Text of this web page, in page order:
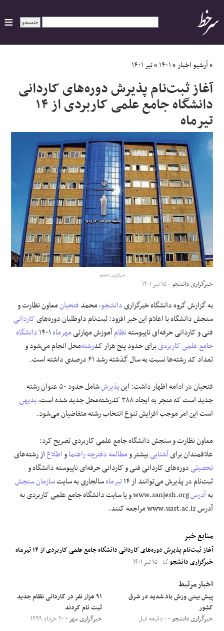
ایران
سیاسی
اقتصاد
ورزشی
اجتماعی
حوادث
علوم و فن آوری
مقالات
»آرشیو اخبار»۱۴۰۱»تیر ۱۴۰۱
آغاز ثبت‌نام پذیرش دوره‌های کاردانی
دانشگاه جامع علمی کاربردی از ۱۴
تیرماه
خبرگزاری دانشجو
خبرگزاری دانشجو- ۱۵ تیر ۱۴۰۱
به گزارش گروه دانشگاه خبرگزاریدانشجو، محمدفتحیانمعاون نظارت و
سنجش دانشگاه با اعلام این خبر افزود: ثبت‌نام داوطلبان دوره‌هایکاردانی
فنی و کاردانی حرفه‌ای ناپیوستهنظامآموزش مهارتیمهرماه
دانشگاه
جامع علمی کاربردیبرای حدود پنج هزار کدرشته‌محل انجام می‌شود و
تعداد کد رشته‌ها نسبت به سال گذشته رشد ۶۱ درصدی داشته است.
فتحیان در ادامه اظهار داشت: اینپذیرش
شامل حدود ۵۰ عنوان رشته
جدید است که منجر به ایجاد ۳۸۸ کدرشته‌محل جدید شده است،
بدیهی
است این امر موجب افزایش تنوع انتخاب رشته متقاضیان می‌شود.
معاون نظارت و سنجش دانشگاه جامع علمی کاربردی تصریح کرد:
علاقمندان برایآشناییبیشتر ومطالعهدفترچهراهنماواطلاعاز رشته‌های
تحصیلیدوره‌های کاردانی فنی و کاردانی حرفه‌ای ناپیوسته دانشگاه و
ثبت‌نام در پذیرش می‌توانند از ۱۴
تیرماهسالجاری به سایتسازمان سنجش
بهآدرس
www.sanjesh.org و یا سایت دانشگاه جامع علمی کاربردی به
آدرس www.uast.ac.ir مراجعه کنند.
منابع خبر
آغاز ثبت‌نام پذیرش دوره‌های کاردانی دانشگاه جامع علمی کاربردی از ۱۴ تیرماه
-
خبرگزاری دانشجو - ۱۵ تیر ۱۴۰۱
اخبار مرتبط
پیش بینی وزش باد شدید در شرق
کشور
خبرگزاری دانشجو- ۰ دقیقه قبل
۹۱ هزار نفر در کاردانی نظام جدید
ثبت نام کردند
خبرگزاری مهر- ۲۰ خرداد ۱۳۹۹